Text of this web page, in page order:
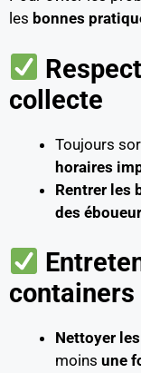
les bonnes
collecte
Toujours
horaires
Rentrer les
des
containers
Nettoyer
moins une